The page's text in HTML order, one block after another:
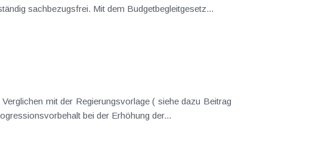
sachbezugsfrei. Mit dem Budgetbegleitgesetz...
mit der Regierungsvorlage ( siehe dazu Beitrag
es dabei vereinzelt noch zu wichtigen Änderungen gekommen. Kein Progressionsvorbehalt bei der Erhöhung der...